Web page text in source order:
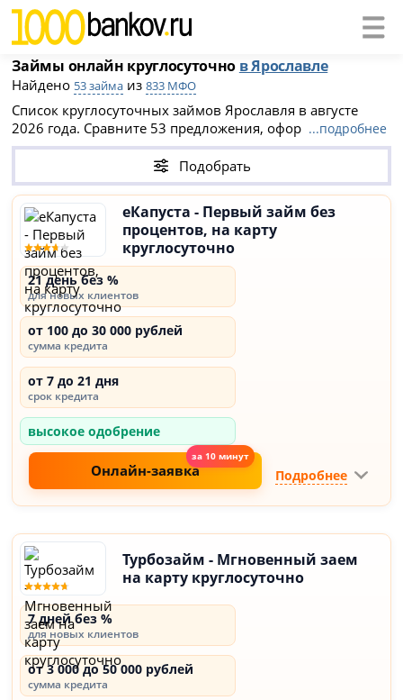
Займы онлайн круглосуточно в Ярославле
Найдено 53 займа из833 МФО
Список круглосуточных займов Ярославля в августе
2026 года. Сравните 53 предложения, оформите заявку
на официальном сайте МФО Ярославля и получите
займ мгновенно без отказа и проверок. Займ онлайн на
карту одобряют 24 часа в сутки в среднем за 5-10 минут.
Всевновь открывшиеся МФО Ярославля- каждая
компания есть в реестре ЦБ РФ.
...подробнее
Подобрать
еКапуста - Первый займ без
процентов, на карту
круглосуточно
21 день без %
для новых клиентов
от 100 до 30 000 рублей
сумма кредита
от 7 до 21 дня
срок кредита
высокое одобрение
Онлайн-заявка Подробнее
Турбозайм - Мгновенный заем
на карту круглосуточно
7 дней без %
для новых клиентов
от 3 000 до 50 000 рублей
сумма кредита